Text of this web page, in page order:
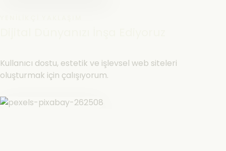
Kullanıcı dostu, estetik ve işlevsel web siteleri
oluşturmak için çalışıyorum.